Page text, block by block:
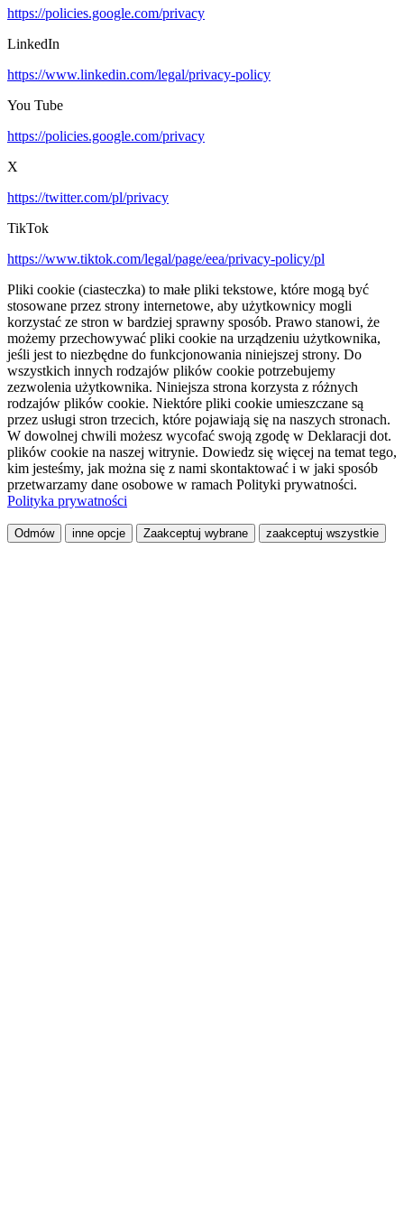
https://policies.google.com/privacy
LinkedIn
https://www.linkedin.com/legal/privacy-policy
You Tube
https://policies.google.com/privacy
X
https://twitter.com/pl/privacy
TikTok
https://www.tiktok.com/legal/page/eea/privacy-policy/pl
Pliki cookie (ciasteczka) to małe pliki tekstowe, które mogą być
stosowane przez strony internetowe, aby użytkownicy mogli
korzystać ze stron w bardziej sprawny sposób. Prawo stanowi, że
możemy przechowywać pliki cookie na urządzeniu użytkownika,
jeśli jest to niezbędne do funkcjonowania niniejszej strony. Do
wszystkich innych rodzajów plików cookie potrzebujemy
zezwolenia użytkownika. Niniejsza strona korzysta z różnych
rodzajów plików cookie. Niektóre pliki cookie umieszczane są
przez usługi stron trzecich, które pojawiają się na naszych stronach.
W dowolnej chwili możesz wycofać swoją zgodę w Deklaracji dot.
plików cookie na naszej witrynie. Dowiedz się więcej na temat tego,
kim jesteśmy, jak można się z nami skontaktować i w jaki sposób
przetwarzamy dane osobowe w ramach Polityki prywatności.
Polityka prywatności
Odmów inne opcje Zaakceptuj wybrane zaakceptuj wszystkie